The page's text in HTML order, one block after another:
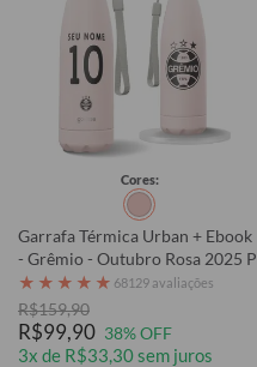
Cores:
Garrafa Térmica Urban + Ebook
- Grêmio - Outubro Rosa 2025 P
★ ★ ★ ★ ★ 68129 avaliações
R$159,90
R$99,90 38% OFF
3x de R$33,30 sem juros